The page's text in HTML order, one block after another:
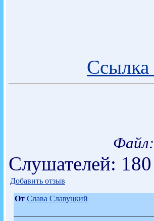
Ссылка
Слушателей:
Добавить отзыв
От Слава Славуцкий